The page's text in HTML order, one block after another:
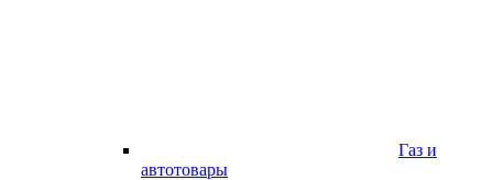
Газ и
автотовары